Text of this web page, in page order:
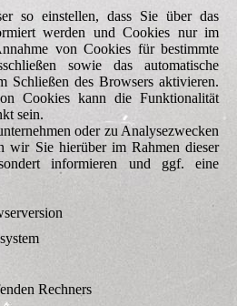
so einstellen, dass Sie über das
werden und Cookies nur im
von Cookies für bestimmte
sowie das automatische
Schließen des Browsers aktivieren.
Cookies kann die Funktionalität
sein.
oder zu Analysezwecken
wir Sie hierüber im Rahmen dieser
informieren und ggf. eine
Rechners